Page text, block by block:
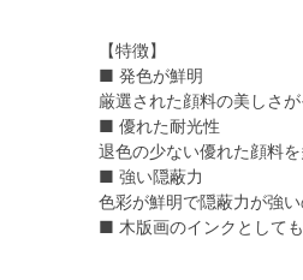
【特徴】
■ 発色が鮮明
厳選された顔料の美しさ
■ 優れた耐光性
退色の少ない優れた顔料を
■ 強い隠蔽力
色彩が鮮明で隠蔽力が強
■ 木版画のインクとしても